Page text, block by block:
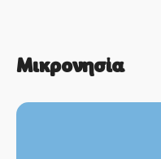
Μικρονησία